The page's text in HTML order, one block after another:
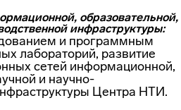
образовательной,
инфраструктуры:
и программным
лабораторий, развитие
сетей информационной,
и научно-
Центра НТИ.